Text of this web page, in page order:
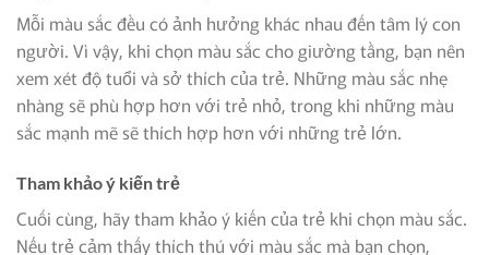
Mỗi màu sắc đều có ảnh hưởng khác nhau đến tâm lý con
người. Vì vậy, khi chọn màu sắc cho giường tầng, bạn nên
xem xét độ tuổi và sở thích của trẻ. Những màu sắc nhẹ
nhàng sẽ phù hợp hơn với trẻ nhỏ, trong khi những màu
sắc mạnh mẽ sẽ thích hợp hơn với những trẻ lớn.
Tham khảo ý kiến trẻ
Cuối cùng, hãy tham khảo ý kiến của trẻ khi chọn màu sắc.
Nếu trẻ cảm thấy thích thú với màu sắc mà bạn chọn,